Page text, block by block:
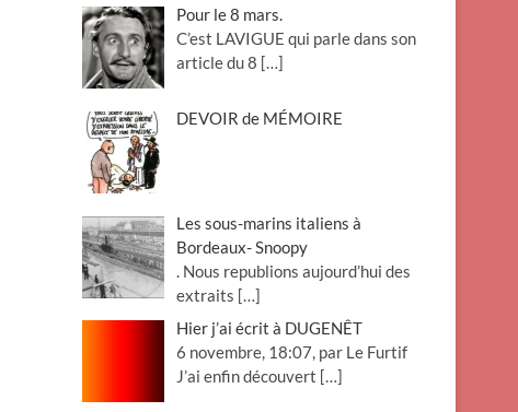
Pour le 8 mars.
C’est LAVIGUE qui parle dans son
article du 8 […]
DEVOIR de MÉMOIRE
Les sous-marins italiens à
Bordeaux- Snoopy
. Nous republions aujourd’hui des
extraits […]
Hier j’ai écrit à DUGENÊT
6 novembre, 18:07, par Le Furtif
J’ai enfin découvert […]